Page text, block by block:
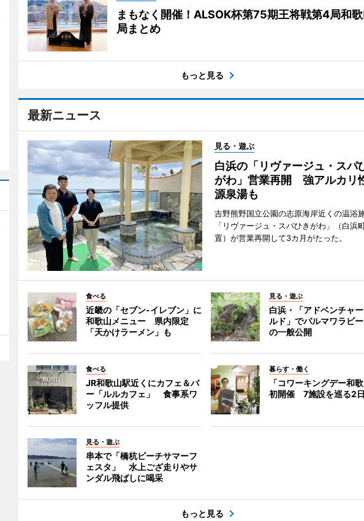
まもなく開催！ALSOK杯第75期王将戦第4局和
局まとめ
もっと見る
最新ニュース
見る・遊ぶ
白浜の「リヴァージュ・スパ
がわ」営業再開 強アルカリ
源泉湯も
吉野熊野国立公園の志原海岸近くの温浴
「リヴァージュ・スパひきがわ」（白浜
置）が営業再開して3カ月がたった。
食べる
近畿の「セブン-イレブン」に
和歌山メニュー 県内限定
「天かけラーメン」も
見る・遊ぶ
白浜・「アドベンチャ
ルド」でパルマワラビ
の一般公開
食べる
JR和歌山駅近くにカフェ＆バ
ー「ルルカフェ」 食事系ワ
ッフル提供
暮らす・働く
「コワーキングデー和歌
初開催 7施設を巡る2
見る・遊ぶ
串本で「橋杭ビーチサマーフ
ェスタ」 水上ござ走りやサ
ンダル飛ばしに喝采
もっと見る